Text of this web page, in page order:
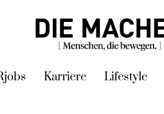
Karriere Lifestyle